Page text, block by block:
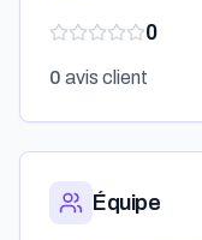
0
0 avis client
Équipe